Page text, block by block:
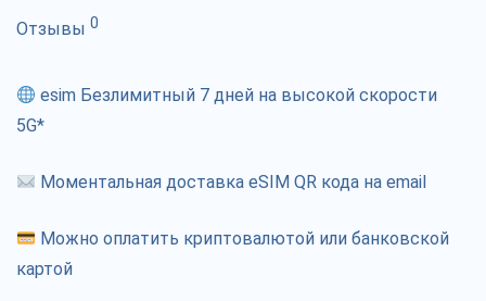
Отзывы 0
esim Безлимитный 7 дней на высокой скорости
5G*
Моментальная доставка eSIM QR кода на email
Можно оплатить криптовалютой или банковской
картой